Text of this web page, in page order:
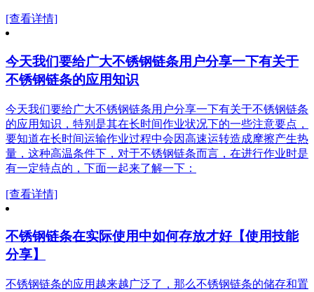
[查看详情]
今天我们要给广大不锈钢链条用户分享一下有关于
不锈钢链条的应用知识
今天我们要给广大不锈钢链条用户分享一下有关于不锈钢链条
的应用知识，特别是其在长时间作业状况下的一些注意要点，
要知道在长时间运输作业过程中会因高速运转造成摩擦产生热
量，这种高温条件下，对于不锈钢链条而言，在进行作业时是
有一定特点的，下面一起来了解一下：
[查看详情]
不锈钢链条在实际使用中如何存放才好【使用技能
分享】
不锈钢链条的应用越来越广泛了，那么不锈钢链条的储存和置